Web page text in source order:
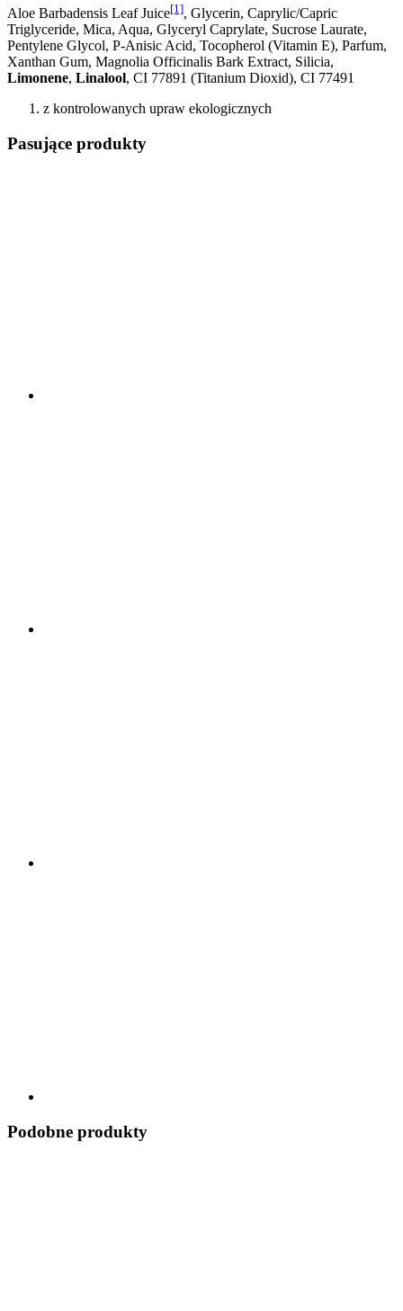
Aloe Barbadensis Leaf Juice[1], Glycerin, Caprylic/Capric
Triglyceride, Mica, Aqua, Glyceryl Caprylate, Sucrose Laurate,
Pentylene Glycol, P-Anisic Acid, Tocopherol (Vitamin E), Parfum,
Xanthan Gum, Magnolia Officinalis Bark Extract, Silicia,
Limonene, Linalool, CI 77891 (Titanium Dioxid), CI 77491
z kontrolowanych upraw ekologicznych
Pasujące produkty
Podobne produkty